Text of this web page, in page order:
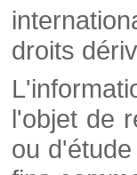
droits
l'objet de
ou